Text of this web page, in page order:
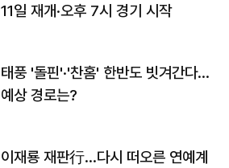
11일 재개·오후 7시 경기 시작
태풍 '돌핀'·'찬홈' 한반도 빗겨간다…
예상 경로는?
이재룡 재판行…다시 떠오른 연예계